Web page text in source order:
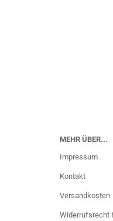
MEHR ÜBER...
Impressum
Kontakt
Versandkosten
Widerrufsrecht